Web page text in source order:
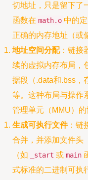
切地址，只是留下了
函数在 math.o 中的
正确的内存地址（或
地址空间分配：链接
续的虚拟内存布局，
据段（.data和.bss，
等。这种布局与操作
管理单元（MMU）的
生成可执行文件：链
合并，并添加文件头
（如
_start 或 main
式标准的二进制可执